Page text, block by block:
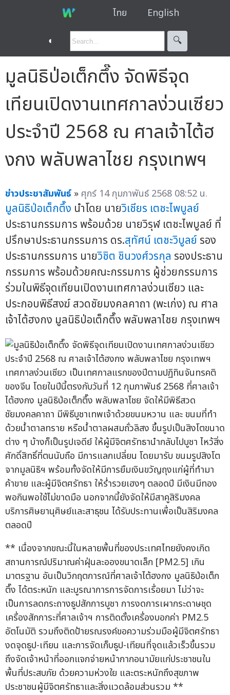
ไทย English
◐ 🔍︎
มูลนิธิป่อเต็กตึ๊ง จัดพิธีจุด
เทียนเปิดงานเทศกาลง่วนเซียว
ประจำปี 2568 ณ ศาลเจ้าไต้ฮ
งกง พลับพลาไชย กรุงเทพฯ
ข่าวประชาสัมพันธ์ » ศุกร์ 14 กุมภาพันธ์ 2568 08:52 น.
มูลนิธิป่อเต็กตึ๊ง นำโดย นายวิเชียร เตชะไพบูลย์
ประธานกรรมการ พร้อมด้วย นายวิรุฬ เตชะไพบูลย์ ที่
ปรึกษาประธานกรรมการ ดร.สุทัศน์ เตชะวิบูลย์ รอง
ประธานกรรมการ นายวิชิต ชินวงศ์วรกุล รองประธาน
กรรมการ พร้อมด้วยคณะกรรมการ ผู้ช่วยกรรมการ
ร่วมในพิธีจุดเทียนเปิดงานเทศกาลง่วนเซียว และ
ประกอบพิธีสงฆ์ สวดชัยมงคลคาถา (พะเก่ง) ณ ศาล
เจ้าไต้ฮงกง มูลนิธิป่อเต็กตึ๊ง พลับพลาไชย กรุงเทพฯ
เทศกาลง่วนเซียว เป็นเทศกาลแรกของปีตามปฏิทินจันทรคติ
ของจีน โดยในปีนี้ตรงกับวันที่ 12 กุมภาพันธ์ 2568 ที่ศาลเจ้า
ไต้ฮงกง มูลนิธิป่อเต็กตึ๊ง พลับพลาไชย จัดให้มีพิธีสวด
ชัยมงคลคาถา มีพิธีบูชาเทพเจ้าด้วยขนมหวาน และ ขนมที่ทำ
ด้วยน้ำตาลทราย หรือน้ำตาลผสมถั่วลิสง ขึ้นรูปเป็นสิงโตขนาด
ต่าง ๆ บ้างก็เป็นรูปเจดีย์ ให้ผู้มีจิตศรัทธานำกลับไปบูชา ไหว้สิ่ง
ศักดิ์สิทธิ์ที่ตนนับถือ มีการแลกเปลี่ยน โดยมารับ ขนมรูปสิงโต
จากมูลนิธิฯ พร้อมทั้งจัดให้มีการยืมเงินขวัญถุงแก่ผู้ที่ทำมา
ค้าขาย และผู้มีจิตศรัทธา ให้ร่ำรวยเฮงๆ ตลอดปี มีเงินมีทอง
พอกินพอใช้ไม่ขาดมือ นอกจากนี้ยังจัดให้มีสาคูสิริมงคล
บริการศิษยานุศิษย์และสาธุชน ได้รับประทานเพื่อเป็นสิริมงคล
ตลอดปี
** เนื่องจากขณะนี้ในหลายพื้นที่ของประเทศไทยยังคงเกิด
สถานการณ์ปริมาณค่าฝุ่นละอองขนาดเล็ก [PM2.5] เกิน
มาตรฐาน อันเป็นวิกฤตการณ์ที่ศาลเจ้าไต้ฮงกง มูลนิธิป่อเต็ก
ตึ๊ง ได้ตระหนัก และบูรณาการการจัดการเรื่อยมา ไม่ว่าจะ
เป็นการลดกระถางธูปสักการบูชา การงดการเผากระดาษชุด
เครื่องสักการะที่ศาลเจ้าฯ การติดตั้งเครื่องบอกค่า PM2.5
อัตโนมัติ รวมถึงติดป้ายรณรงค์ขอความร่วมมือผู้มีจิตศรัทธา
งดจุดธูป-เทียน และการจัดเก็บธูป-เทียนที่จุดแล้วเร็วขึ้นรวม
ถึงจัดเจ้าหน้าที่ออกแจกจ่ายหน้ากากอนามัยแก่ประชาชนใน
พื้นที่ประสบภัย ด้วยความห่วงใย และตระหนักถึงสุขภาพ
ประชาชนผู้มีจิตศรัทธาและสิ่งแวดล้อมส่วนรวม **